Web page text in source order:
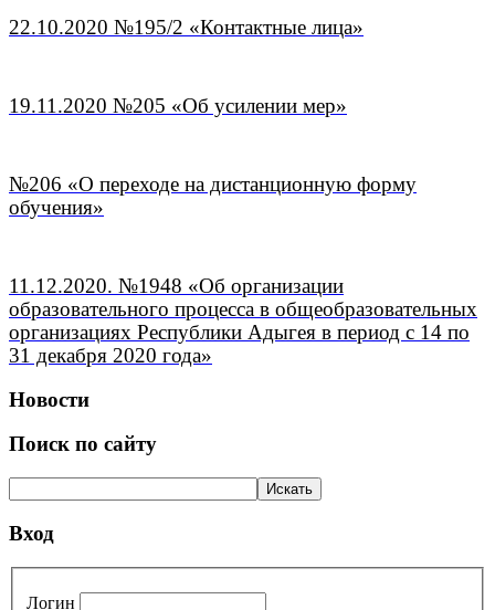
22.10.2020 №195/2 «Контактные лица»
19.11.2020 №205 «Об усилении мер»
№206 «О переходе на дистанционную форму
обучения»
11.12.2020. №1948 «Об организации
образовательного процесса в общеобразовательных
организациях Республики Адыгея в период с 14 по
31 декабря 2020 года»
Новости
Поиск по сайту
Вход
Логин